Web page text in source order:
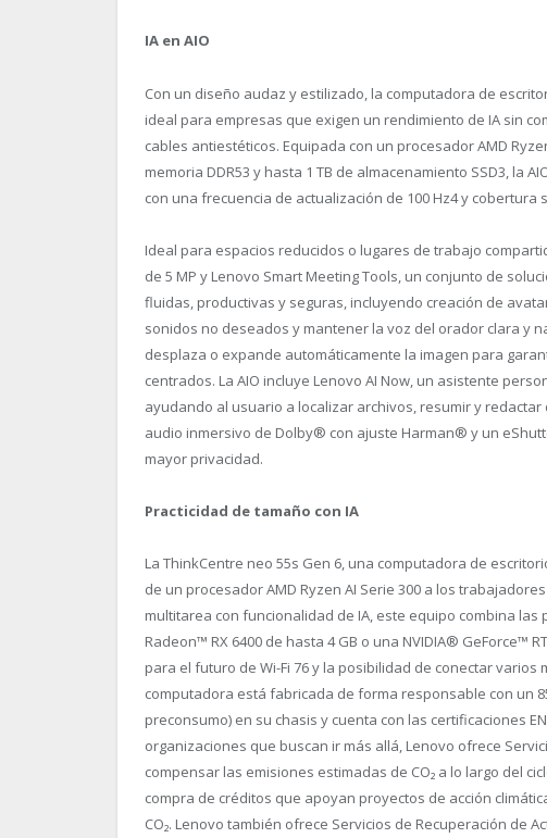
IA en AIO
Con un diseño audaz y estilizado, la computadora de
ideal para empresas que exigen un rendimiento de IA sin
cables antiestéticos. Equipada con un procesador AMD
memoria DDR53 y hasta 1 TB de almacenamiento SSD3 , la
con una frecuencia de actualización de 100 Hz4y cobertura
Ideal para espacios reducidos o lugares de trabajo
de 5 MP y Lenovo Smart Meeting Tools, un conjunto de
fluidas, productivas y seguras, incluyendo creación de
sonidos no deseados y mantener la voz del orador clara y
desplaza o expande automáticamente la imagen para
centrados. La AIO incluye Lenovo AI Now, un asistente
ayudando al usuario a localizar archivos, resumir y
audio inmersivo de Dolby® con ajuste Harman® y un
mayor privacidad.
Practicidad de tamaño con IA
La ThinkCentre neo 55s Gen 6, una computadora de
de un procesador AMD Ryzen AI Serie 300 a los
multitarea con funcionalidad de IA, este equipo combina
Radeon™ RX 6400 de hasta 4 GB o una NVIDIA® GeForce™
para el futuro de Wi-Fi 76y la posibilidad de conectar varios
computadora está fabricada de forma responsable con un
preconsumo) en su chasis y cuenta con las certificaciones
organizaciones que buscan ir más allá, Lenovo ofrece
compensar las emisiones estimadas de CO₂ a lo largo del
compra de créditos que apoyan proyectos de acción
CO₂. Lenovo también ofrece Servicios de Recuperación de